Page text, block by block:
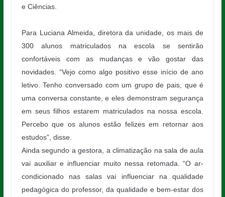
e Ciências.
Para Luciana Almeida, diretora da unidade, os mais de
300 alunos matriculados na escola se sentirão
confortáveis com as mudanças e vão gostar das
novidades. “Vejo como algo positivo esse início de ano
letivo. Tenho conversado com um grupo de pais, que é
uma conversa constante, e eles demonstram segurança
em seus filhos estarem matriculados na nossa escola.
Percebo que os alunos estão felizes em retornar aos
estudos”, disse.
Ainda segundo a gestora, a climatização na sala de aula
vai auxiliar e influenciar muito nessa retomada. “O ar-
condicionado nas salas vai influenciar na qualidade
pedagógica do professor, da qualidade e bem-estar dos